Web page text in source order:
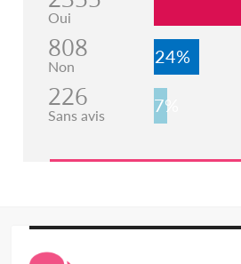
Oui
808
Non 24%
226
Sans avis 7%